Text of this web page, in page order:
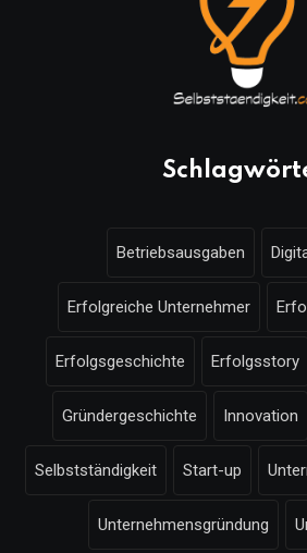
Betriebsausgaben
Erfolgreiche Unternehmer
Erfolgsgeschichte Erfolgsstory
Gründergeschichte Innovation
Selbstständigkeit Start-up
Unternehmensgründung